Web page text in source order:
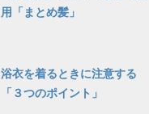
用「まとめ髪」
浴衣を着るときに注意する
「３つのポイント」